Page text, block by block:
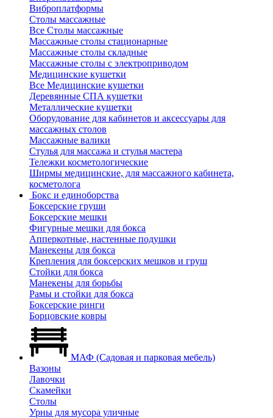
Виброплатформы
Столы массажные
Все Столы массажные
Массажные столы стационарные
Массажные столы складные
Массажные столы с электроприводом
Медицинские кушетки
Все Медицинские кушетки
Деревянные СПА кушетки
Металлические кушетки
Оборудование для кабинетов и аксессуары для
массажных столов
Массажные валики
Стулья для массажа и стулья мастера
Тележки косметологические
Ширмы медицинские, для массажного кабинета,
косметолога
Бокс и единоборства
Боксерские груши
Боксерские мешки
Фигурные мешки для бокса
Апперкотные, настенные подушки
Манекены для бокса
Крепления для боксерских мешков и груш
Стойки для бокса
Манекены для борьбы
Рамы и стойки для бокса
Боксерские ринги
Борцовские ковры
МАФ (Садовая и парковая мебель)
Вазоны
Лавочки
Скамейки
Столы
Урны для мусора уличные